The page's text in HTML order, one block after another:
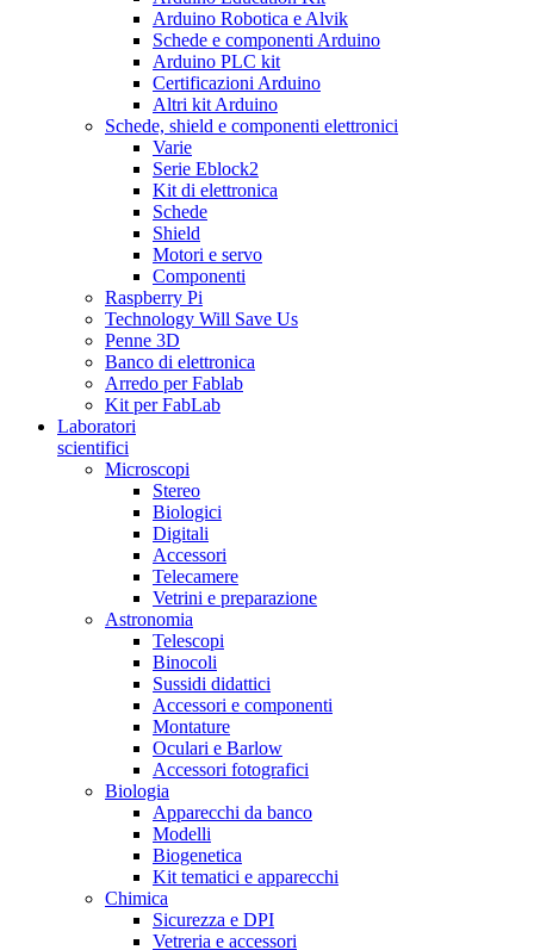
Arduino Robotica e Alvik
Schede e componenti Arduino
Arduino PLC kit
Certificazioni Arduino
Altri kit Arduino
Schede, shield e componenti elettronici
Varie
Serie Eblock2
Kit di elettronica
Schede
Shield
Motori e servo
Componenti
Raspberry Pi
Technology Will Save Us
Penne 3D
Banco di elettronica
Arredo per Fablab
Kit per FabLab
Laboratori
scientifici
Microscopi
Stereo
Biologici
Digitali
Accessori
Telecamere
Vetrini e preparazione
Astronomia
Telescopi
Binocoli
Sussidi didattici
Accessori e componenti
Montature
Oculari e Barlow
Accessori fotografici
Biologia
Apparecchi da banco
Modelli
Biogenetica
Kit tematici e apparecchi
Chimica
Sicurezza e DPI
Vetreria e accessori